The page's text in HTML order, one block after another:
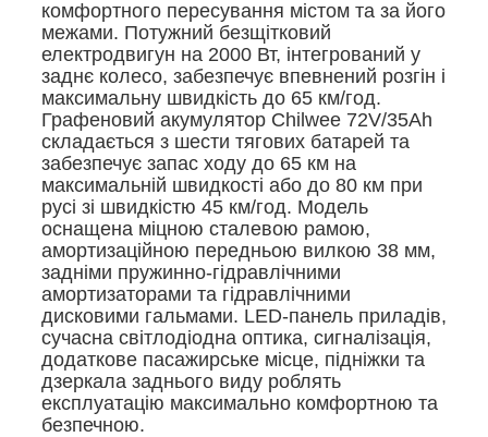
комфортного пересування містом та за його
межами. Потужний безщітковий
електродвигун на 2000 Вт, інтегрований у
заднє колесо, забезпечує впевнений розгін і
максимальну швидкість до 65 км/год.
Графеновий акумулятор Chilwee 72V/35Ah
складається з шести тягових батарей та
забезпечує запас ходу до 65 км на
максимальній швидкості або до 80 км при
русі зі швидкістю 45 км/год. Модель
оснащена міцною сталевою рамою,
амортизаційною передньою вилкою 38 мм,
задніми пружинно-гідравлічними
амортизаторами та гідравлічними
дисковими гальмами. LED-панель приладів,
сучасна світлодіодна оптика, сигналізація,
додаткове пасажирське місце, підніжки та
дзеркала заднього виду роблять
експлуатацію максимально комфортною та
безпечною.